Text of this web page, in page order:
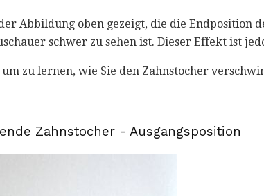
Abbildung oben gezeigt, die die Endposition
schwer zu sehen ist. Dieser Effekt ist
zu lernen, wie Sie den Zahnstocher
Zahnstocher - Ausgangsposition